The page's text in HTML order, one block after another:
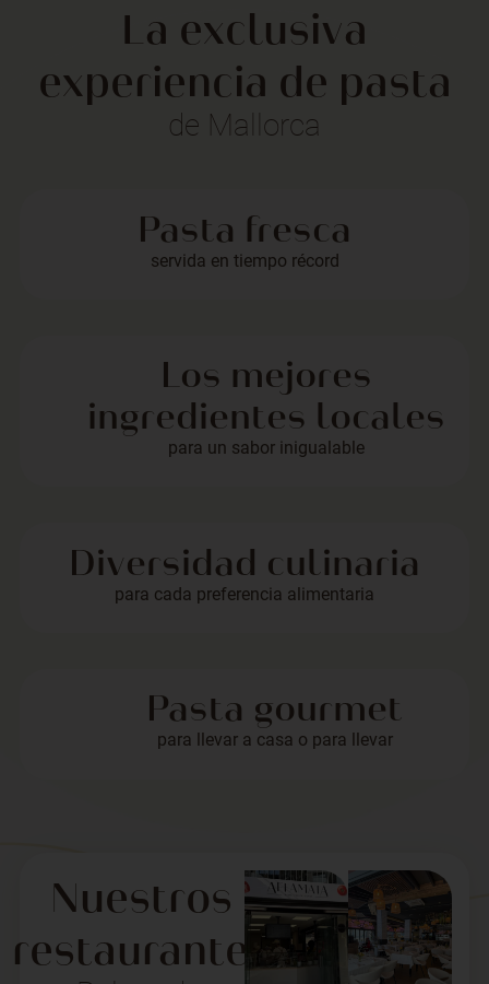
La exclusiva
experiencia de pasta
de Mallorca
Pasta fresca
servida en tiempo récord
Los mejores
ingredientes locales
para un sabor inigualable
Diversidad culinaria
para cada preferencia alimentaria
Pasta gourmet
para llevar a casa o para llevar
Nuestros
restaurantes